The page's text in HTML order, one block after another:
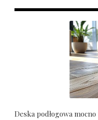
Deska podłogowa